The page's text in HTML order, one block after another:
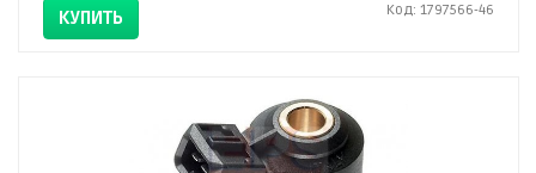
КУПИТЬ Код: 1797566-46